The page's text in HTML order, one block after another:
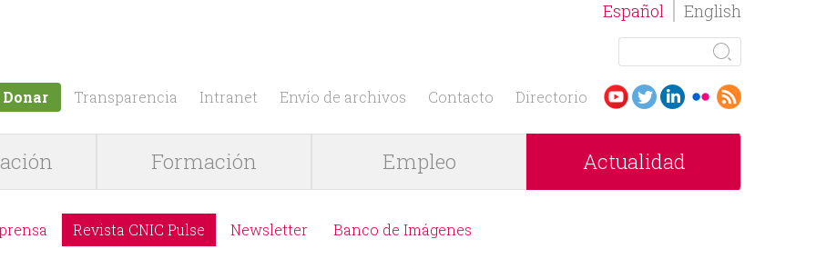
English
Español
F
r
u
s
c
a
r
Donar Transparencia Intranet Envío de archivos Contacto Directorio
Formación Empleo Actualidad
Revista CNIC Pulse Newsletter Banco de Imágenes